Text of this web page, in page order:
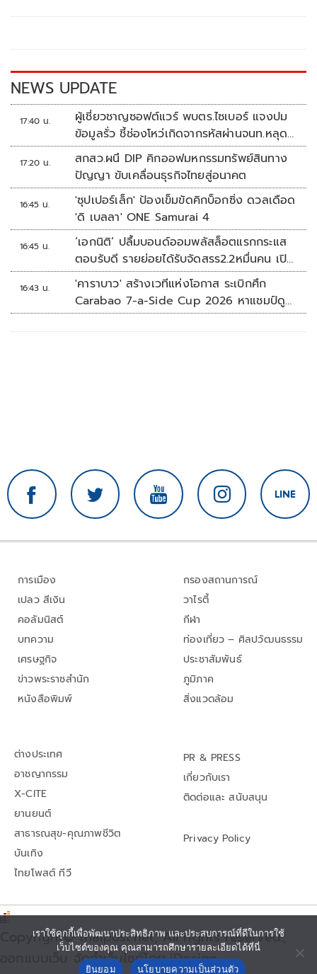
k k
NEWS UPDATE
17:40 น.
ผู้เชี่ยวชาญซอฟต์แวร์ พบตร.ไซเบอร์ แจงปม
ข้อมูลรั่ว ชี้ช่องโหว่เกิดจากรหัสผ่านจนท.หลุด
ไม่ใช่ถูกแฮกระบบ
17:20 น.
สกสว.ผนึ DIP คิกออฟมหกรรมทรัพย์สินทาง
ปัญญา ขับเคลื่อนธุรกิจไทยสู่อนาคต
16:45 น.
'ซุปเปอร์เล็ก' ป้องเข็มขัดคิกบ็อกซิ่ง ดวลเดือด
'ดิ เบลลา' ONE Samurai 4
16:45 น.
‘เอกนิติ’ ปลื้มบอนด์ออมพลัสล็อตแรกกระแส
ตอบรับดี รายย่อยได้รับจัดสรร2.2หมื่นคน เปิด
จองรอบใหม่ก.ย.นี้
16:43 น.
'คาราบาว' สร้างเวทีแห่งโอกาส ระเบิกศึก
Carabao 7-a-Side Cup 2026 หาแชมป์ดู
บอลที่เวมบลีย์
การเมือง
เปลว สีเงิน
คอลัมนิสต์
บทความ
เศรษฐกิจ
ข่าวพระราชสำนัก
หนังสือพิมพ์
กรองสถานการณ์
วาไรตี้
กีฬา
ท่องเที่ยว – ศิลปวัฒนธรรม
ประชาสัมพันธ์
ภูมิภาค
สิ่งแวดล้อม
ต่างประเทศ
อาชญากรรม
X-CITE
ยานยนต์
สาธารณสุข-คุณภาพชีวิต
บันเทิง
ไทยโพสต์ ทีวี
PR & PRESS
เกี่ยวกับเรา
ติดต่อและ สนับสนุน
Privacy Policy
Copyright© thaipost.net, All rights reserved.,
ออกแบบเว็บ จัดทำเว็บไซต์โดย iDesign
เราใช้คุกกี้เพื่อพัฒนาประสิทธิภาพ และประสบการณ์ที่ดีในการใช้
เว็บไซต์ของคุณ คุณสามารถศึกษารายละเอียดได้ที่นี่
ยินยอม
นโยบายความเป็นส่วนตัว